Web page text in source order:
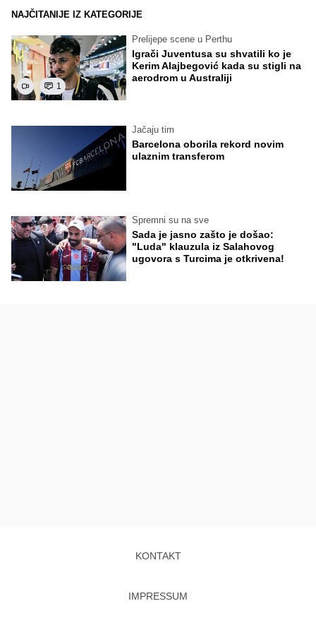
NAJČITANIJE IZ KATEGORIJE
1
Prelijepe scene u Perthu
Igrači Juventusa su shvatili ko je
Kerim Alajbegović kada su stigli na
aerodrom u Australiji
Jačaju tim
Barcelona oborila rekord novim
ulaznim transferom
Spremni su na sve
Sada je jasno zašto je došao:
"Luda" klauzula iz Salahovog
ugovora s Turcima je otkrivena!
KONTAKT
IMPRESSUM